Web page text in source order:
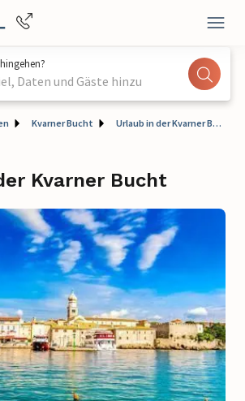
Daten und Gäste hinzu
Kvarner Bucht Urlaub in der Kvarner Bucht
Kvarner Bucht